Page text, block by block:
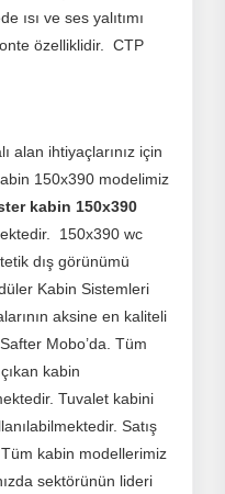
ve ses yalıtımı
özelliklidir. CTP
alan ihtiyaçlarınız için
150x390 modelimiz
kabin 150x390
150x390 wc
dış görünümü
Kabin Sistemleri
aksine en kaliteli
Mobo’da. Tüm
kabin
Tuvalet kabini
Satış
kabin modellerimiz
sektörünün lideri